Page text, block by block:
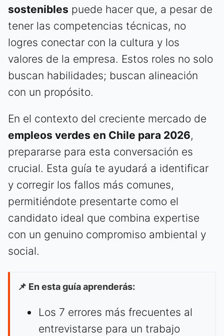
sostenibles puede hacer que, a pesar de
tener las competencias técnicas, no
logres conectar con la cultura y los
valores de la empresa. Estos roles no solo
buscan habilidades; buscan alineación
con un propósito.
En el contexto del creciente mercado de
empleos verdes en Chile para 2026,
prepararse para esta conversación es
crucial. Esta guía te ayudará a identificar
y corregir los fallos más comunes,
permitiéndote presentarte como el
candidato ideal que combina expertise
con un genuino compromiso ambiental y
social.
📌 En esta guía aprenderás:
Los 7 errores más frecuentes al
entrevistarse para un trabajo